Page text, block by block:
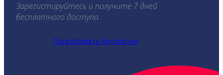
Зарегистируйтесь и получите 7 дней
бесплатного доступа.
Попробовать бесплатно